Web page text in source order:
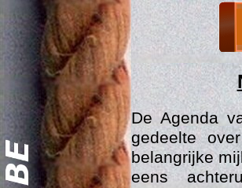
De Agenda
gedeelte
belangrijke
eens